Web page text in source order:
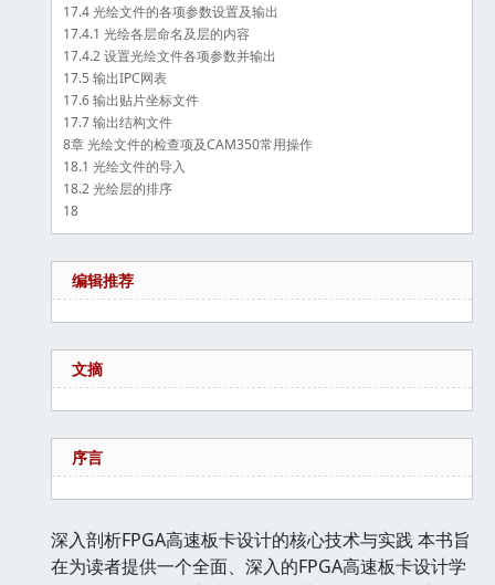
17.4 光绘文件的各项参数设置及输出
17.4.1 光绘各层命名及层的内容
17.4.2 设置光绘文件各项参数并输出
17.5 输出IPC网表
17.6 输出贴片坐标文件
17.7 输出结构文件
8章 光绘文件的检查项及CAM350常用操作
18.1 光绘文件的导入
18.2 光绘层的排序
18
编辑推荐
文摘
序言
深入剖析FPGA高速板卡设计的核心技术与实践 本书旨
在为读者提供一个全面、深入的FPGA高速板卡设计学